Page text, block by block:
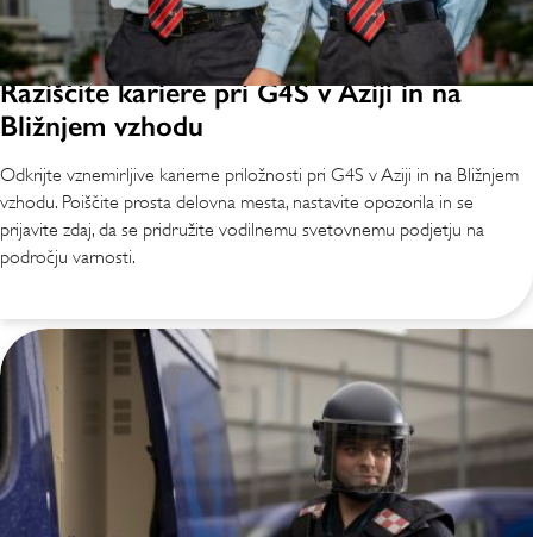
Raziščite kariere pri G4S v Aziji in na
Bližnjem vzhodu
Odkrijte vznemirljive karierne priložnosti pri G4S v Aziji in na Bližnjem
vzhodu. Poiščite prosta delovna mesta, nastavite opozorila in se
prijavite zdaj, da se pridružite vodilnemu svetovnemu podjetju na
področju varnosti.